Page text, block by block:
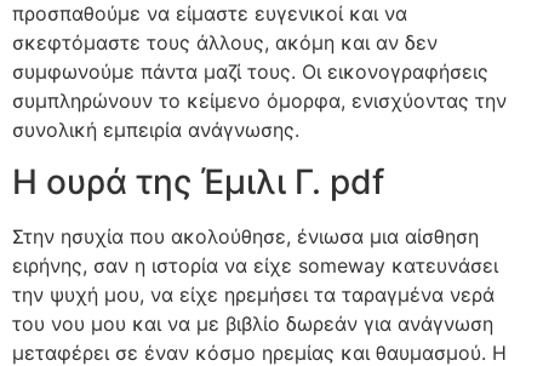
προσπαθούμε να είμαστε ευγενικοί και να
σκεφτόμαστε τους άλλους, ακόμη και αν δεν
συμφωνούμε πάντα μαζί τους. Οι εικονογραφήσεις
συμπληρώνουν το κείμενο όμορφα, ενισχύοντας την
συνολική εμπειρία ανάγνωσης.
Η ουρά της Έμιλι Γ. pdf
Στην ησυχία που ακολούθησε, ένιωσα μια αίσθηση
ειρήνης, σαν η ιστορία να είχε someway κατευνάσει
την ψυχή μου, να είχε ηρεμήσει τα ταραγμένα νερά
του νου μου και να με βιβλίο δωρεάν για ανάγνωση
μεταφέρει σε έναν κόσμο ηρεμίας και θαυμασμού. Η